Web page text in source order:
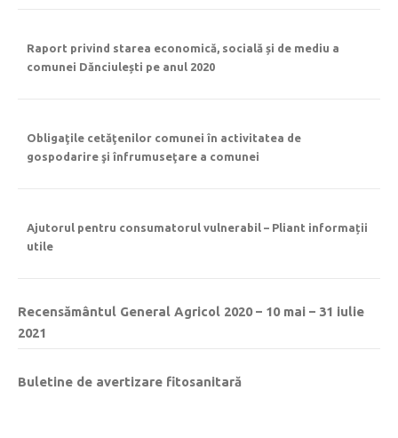
Raport privind starea economică, socială și de mediu a
comunei Dănciulești pe anul 2020
Obligaţile cetăţenilor comunei în activitatea de
gospodarire şi înfrumuseţare a comunei
Ajutorul pentru consumatorul vulnerabil – Pliant informații
utile
Recensământul General Agricol 2020 – 10 mai – 31 iulie
2021
Buletine de avertizare fitosanitară